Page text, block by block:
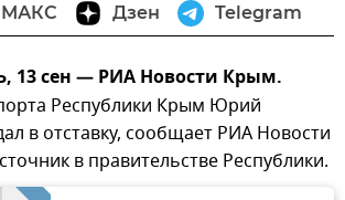
МАКС Дзен Telegram
сен — РИА Новости Крым.
Республики Крым Юрий
в отставку, сообщает РИА Новости
в правительстве Республики.